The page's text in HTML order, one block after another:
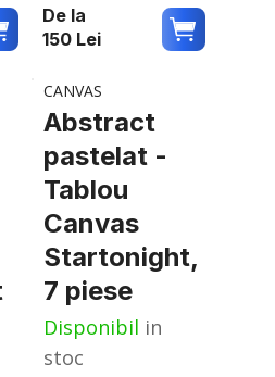
De la
150 Lei
CANVAS
Abstract
pastelat -
Tablou
Canvas
Startonight,
7 piese
Disponibil in
stoc